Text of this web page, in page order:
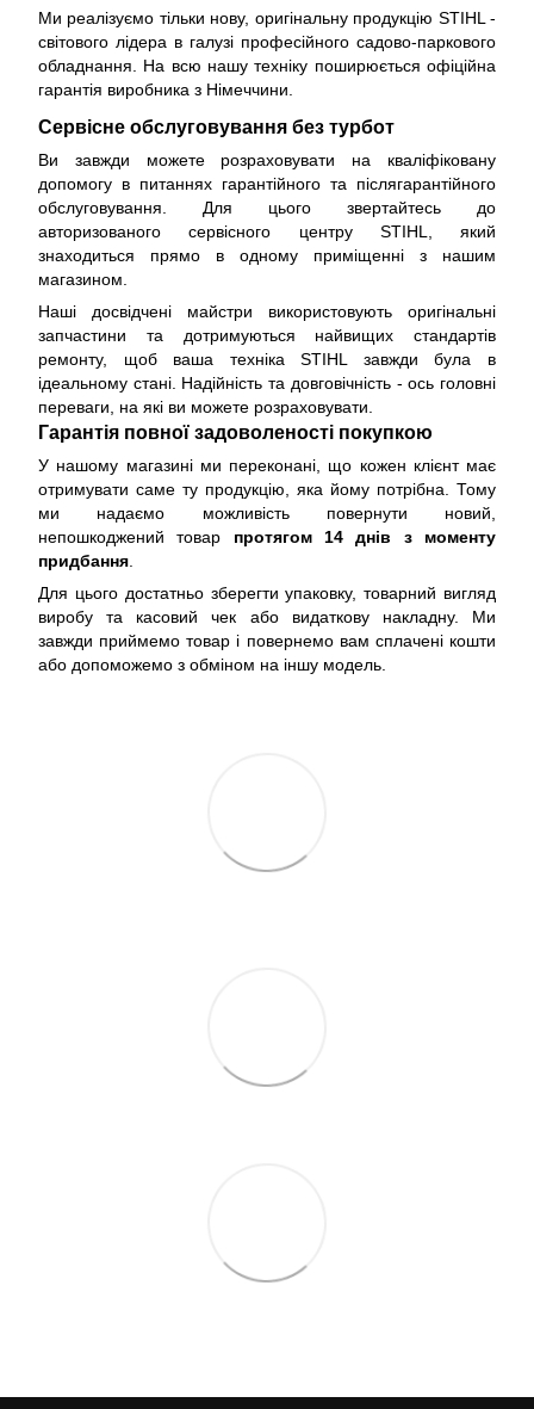
Ми реалізуємо тільки нову, оригінальну продукцію STIHL -
світового лідера в галузі професійного садово-паркового
обладнання. На всю нашу техніку поширюється офіційна
гарантія виробника з Німеччини
Сервісне обслуговування без турбот
Ви завжди можете розраховувати на кваліфіковану
допомогу в питаннях гарантійного та післягарантійного
обслуговування. Для цього звертайтесь до
авторизованого сервісного центру STIHL, який
знаходиться прямо в одному приміщенні з нашим
магазином.
Наші досвідчені майстри використовують оригінальні
запчастини та дотримуються найвищих стандартів
ремонту, щоб ваша техніка STIHL завжди була в
ідеальному стані. Надійність та довговічність - ось головні
переваги, на які ви можете розраховувати.
Гарантія повної задоволеності покупкою
У нашому магазині ми переконані, що кожен клієнт має
отримувати саме ту продукцію, яка йому потрібна. Тому
ми надаємо можливість повернути новий,
непошкоджений товар протягом 14 днів з моменту
придбання
Для цього достатньо зберегти упаковку, товарний вигляд
виробу та касовий чек або видаткову накладну. Ми
завжди приймемо товар і повернемо вам сплачені кошти
або допоможемо з обміном на іншу модель.